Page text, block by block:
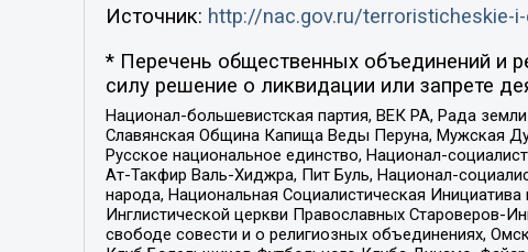
Источник: http://nac.gov.ru/terroristicheskie-
* Перечень общественных объединений и
силу решение о ликвидации или запрете
Национал-большевистская партия, ВЕК РА, Рада
Славянская Община Капища Веды Перуна, Мужская
Русское национальное единство, Национал-
Ат-Такфир Валь-Хиджра, Пит Буль, Национал-
народа, Национальная Социалистическая
Инглистической церкви Православных Староверов-
свободе совести и о религиозных объединениях,